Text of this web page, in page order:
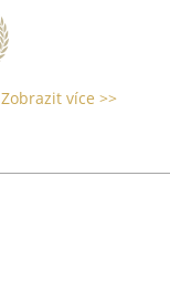
Zobrazit více >>